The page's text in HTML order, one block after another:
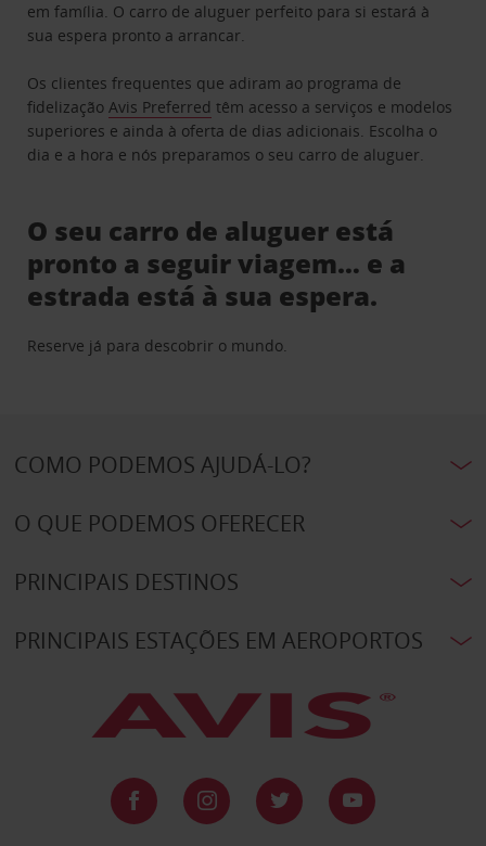
em família. O carro de aluguer perfeito para si estará à
sua espera pronto a arrancar.
Os clientes frequentes que adiram ao programa de
fidelizaçãoAvis Preferred têm acesso a serviços e modelos
superiores e ainda à oferta de dias adicionais. Escolha o
dia e a hora e nós preparamos o seu carro de aluguer.
O seu carro de aluguer está
pronto a seguir viagem… e a
estrada está à sua espera.
Reserve já para descobrir o mundo.
COMO PODEMOS AJUDÁ-LO?
O QUE PODEMOS OFERECER
PRINCIPAIS DESTINOS
PRINCIPAIS ESTAÇÕES EM AEROPORTOS